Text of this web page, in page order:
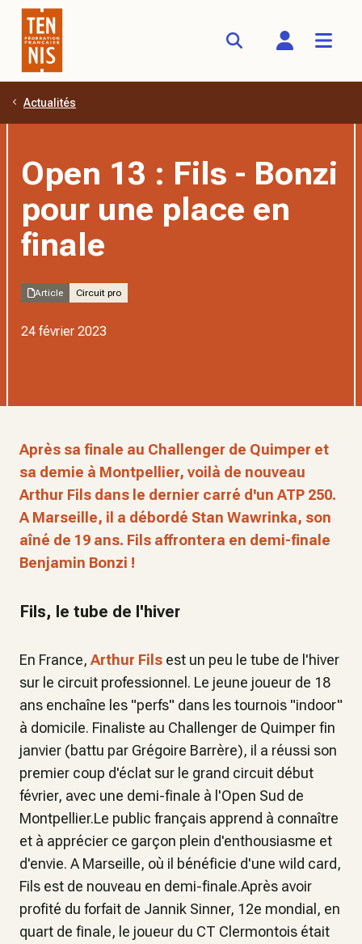
Aller au contenu principal
Actualités
Open 13 : Fils - Bonzi
pour une place en
finale
Article Circuit pro
24 février 2023
Après sa finale au Challenger de Quimper et
sa demie à Montpellier, voilà de nouveau
Arthur Fils dans le dernier carré d'un ATP 250.
A Marseille, il a débordé Stan Wawrinka, son
aîné de 19 ans. Fils affrontera en demi-finale
Benjamin Bonzi !
Fils, le tube de l'hiver
En France, Arthur Fils est un peu le tube de l'hiver
sur le circuit professionnel. Le jeune joueur de 18
ans enchaîne les "perfs" dans les tournois "indoor"
à domicile. Finaliste au Challenger de Quimper fin
janvier (battu par Grégoire Barrère), il a réussi son
premier coup d'éclat sur le grand circuit début
février, avec une demi-finale à l'Open Sud de
Montpellier.Le public français apprend à connaître
et à apprécier ce garçon plein d'enthousiasme et
d'envie. A Marseille, où il bénéficie d'une wild card,
Fils est de nouveau en demi-finale.Après avoir
profité du forfait de Jannik Sinner, 12e mondial, en
quart de finale, le joueur du CT Clermontois était